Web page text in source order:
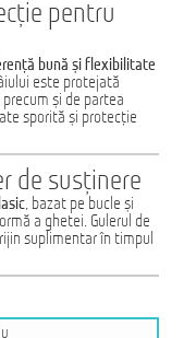
pentru
bună și flexibilitate
este protejată
și de partea
sporită și protecție
de susținere
, bazat pe bucle și
a ghetei. Gulerul de
suplimentar în timpul